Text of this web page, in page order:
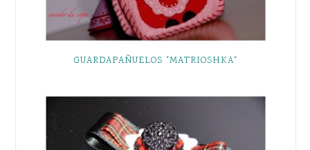
GUARDAPAÑUELOS "MATRIOSHKA"